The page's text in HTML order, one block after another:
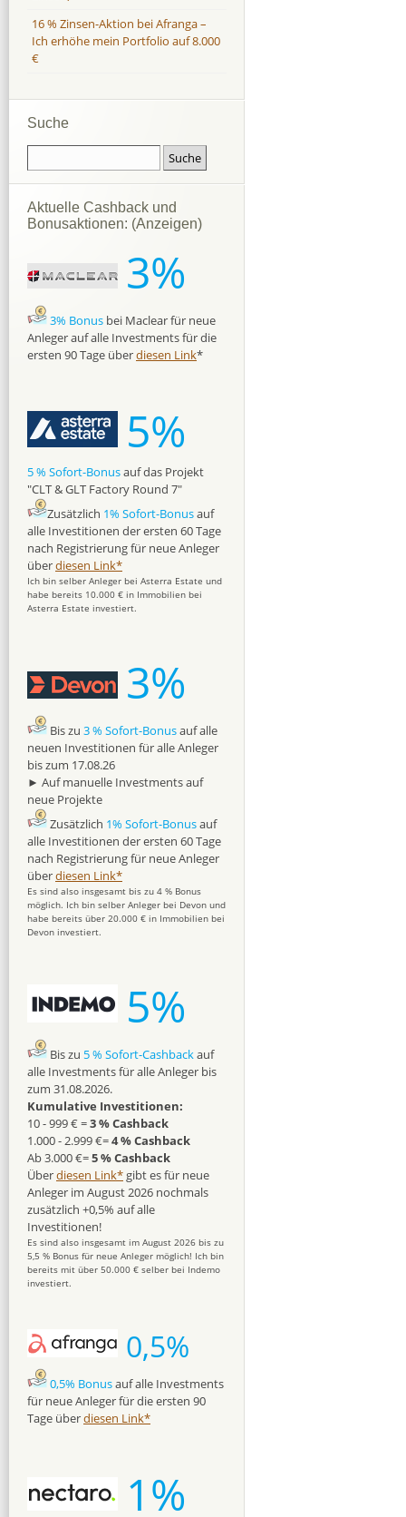
16 % Zinsen-Aktion bei Afranga –
Ich erhöhe mein Portfolio auf 8.000
€
Suche
Aktuelle Cashback und
Bonusaktionen: (Anzeigen)
3%
3% Bonus bei Maclear für neue
Anleger auf alle Investments für die
ersten 90 Tage überdiesen Link*
5%
5 % Sofort-Bonusauf das Projekt
"CLT & GLT Factory Round 7"
Zusätzlich 1% Sofort-Bonusauf
alle Investitionen der ersten 60 Tage
nach Registrierung für neue Anleger
überdiesen Link*
Ich bin selber Anleger bei Asterra Estate und
habe bereits 10.000 € in Immobilien bei
Asterra Estate investiert.
3%
Bis zu 3 % Sofort-Bonusauf alle
neuen Investitionen für alle Anleger
bis zum 17.08.26
► Auf manuelle Investments auf
neue Projekte
Zusätzlich 1% Sofort-Bonusauf
alle Investitionen der ersten 60 Tage
nach Registrierung für neue Anleger
überdiesen Link*
Es sind also insgesamt bis zu 4 % Bonus
möglich. Ich bin selber Anleger bei Devon und
habe bereits über 20.000 € in Immobilien bei
Devon investiert.
5%
Bis zu 5 % Sofort-Cashbackauf
alle Investments für alle Anleger bis
zum 31.08.2026.
Kumulative Investitionen:
10 - 999 € =3 % Cashback
1.000 - 2.999 €=4 % Cashback
Ab 3.000 €=5 % Cashback
Überdiesen Link* gibt es für neue
Anleger im August 2026 nochmals
zusätzlich +0,5% auf alle
Investitionen!
Es sind also insgesamt im August 2026 bis zu
5,5 % Bonus für neue Anleger möglich! Ich bin
bereits mit über 50.000 € selber bei Indemo
investiert.
0,5%
0,5% Bonusauf alle Investments
für neue Anleger für die ersten 90
Tage überdiesen Link*
1%